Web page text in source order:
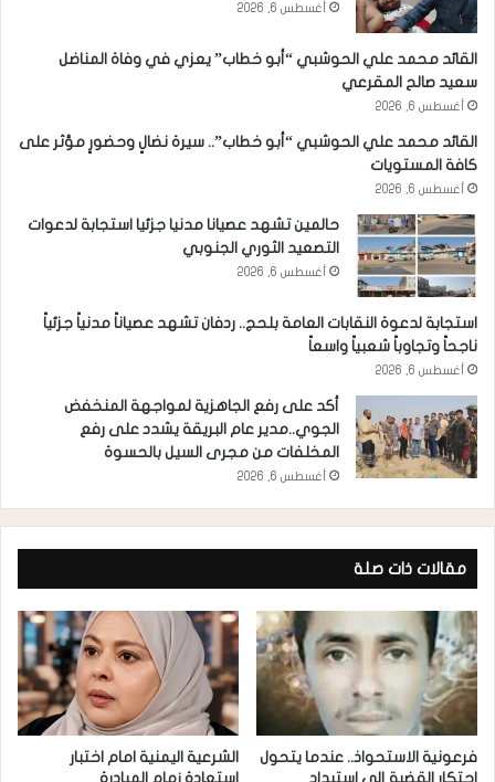
أغسطس 6, 2026
القائد محمد علي الحوشبي “أبو خطاب” يعزي في وفاة المناضل
سعيد صالح المقرعي
أغسطس 6, 2026
القائد محمد علي الحوشبي “أبو خطاب”.. سيرة نضالٍ وحضورٍ مؤثر على
كافة المستويات
أغسطس 6, 2026
حالمين تشهد عصيانا مدنيا جزئيا استجابة لدعوات
التصعيد الثوري الجنوبي
أغسطس 6, 2026
استجابة لدعوة النقابات العامة بلحج.. ردفان تشهد عصياناً مدنياً جزئياً
ناجحاً وتجاوباً شعبياً واسعاً
أغسطس 6, 2026
أكد على رفع الجاهزية لمواجهة المنخفض
الجوي..مدير عام البريقة يشدد على رفع
المخلفات من مجرى السيل بالحسوة
أغسطس 6, 2026
مقالات ذات صلة
فرعونية الاستحواذ.. عندما يتحول
احتكار القضية إلى استبداد
الشرعية اليمنية امام اختبار
استعادة زمام المبادرة